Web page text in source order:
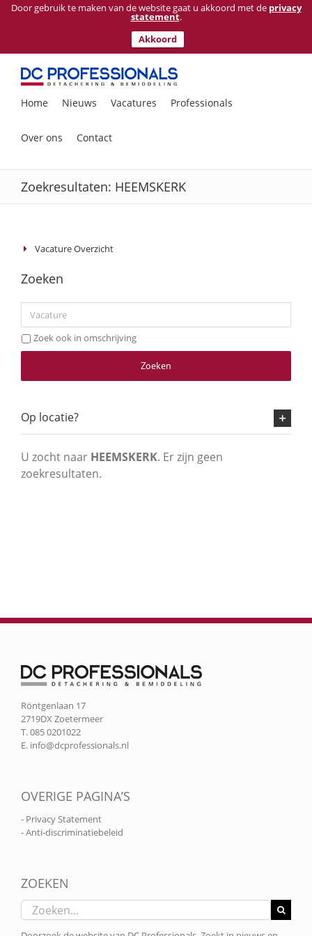
Door gebruik te maken van de website gaat u akkoord met de privacy
statement.
Akkoord
Ga
inhoud
naar:
Home Nieuws Vacatures Professionals
Over ons Contact
Zoekresultaten: HEEMSKERK
Vacature Overzicht
Zoeken
Zoek ook in omschrijving
Zoeken
Op locatie?
U zocht naar HEEMSKERK. Er zijn geen
zoekresultaten.
Röntgenlaan 17
2719DX Zoetermeer
T. 085 0201022
E. info@dcprofessionals.nl
OVERIGE PAGINA’S
- Privacy Statement
- Anti-discriminatiebeleid
ZOEKEN
Zoeken
naar: